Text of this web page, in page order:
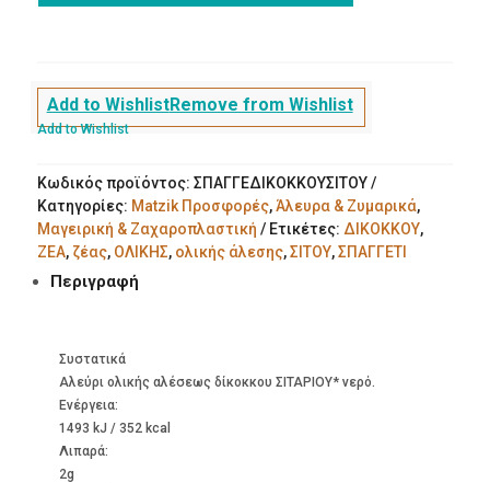
Add to WishlistRemove from Wishlist
Add to Wishlist
Κωδικός προϊόντος: ΣΠΑΓΓΕΔΙΚΟΚΚΟΥΣΙΤΟΥ
Κατηγορίες: Matzik Προσφορές,Άλευρα & Ζυμαρικά,
Μαγειρική & Ζαχαροπλαστική
Ετικέτες: ΔΙΚΟΚΚΟΥ,
ΖΕΑ, ζέας, ΟΛΙΚΗΣ, ολικής άλεσης,ΣΙΤΟΥ,ΣΠΑΓΓΕΤΙ
Περιγραφή
Συστατικά
Αλεύρι ολικής αλέσεως δίκοκκου ΣΙΤΑΡΙΟΥ* νερό.
Ενέργεια:
1493 kJ / 352 kcal
Λιπαρά:
2g